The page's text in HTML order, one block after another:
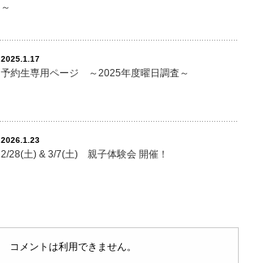
～
2025.1.17
予約生専用ページ ～2025年度曜日調査～
2026.1.23
2/28(土) & 3/7(土) 親子体験会 開催！
コメントは利用できません。